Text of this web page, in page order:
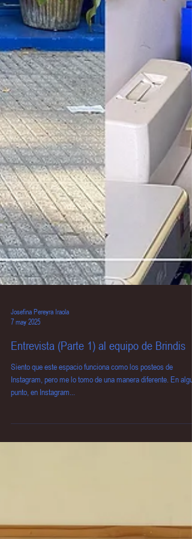
Josefina Pereyra Iraola
Entrevista (Parte 1) al equipo de Brindis
Siento que este espacio funciona como los posteos de
punto, en Instagram...